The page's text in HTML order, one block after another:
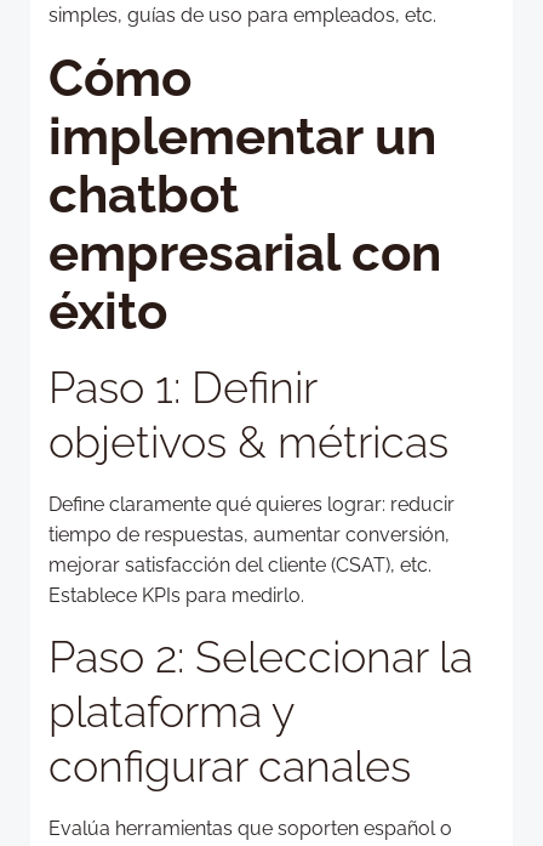
simples, guías de uso para empleados, etc.
Cómo
implementar un
chatbot
empresarial con
éxito
Paso 1: Definir
objetivos & métricas
Define claramente qué quieres lograr: reducir
tiempo de respuestas, aumentar conversión,
mejorar satisfacción del cliente (CSAT), etc.
Establece KPIs para medirlo.
Paso 2: Seleccionar la
plataforma y
configurar canales
Evalúa herramientas que soporten español o